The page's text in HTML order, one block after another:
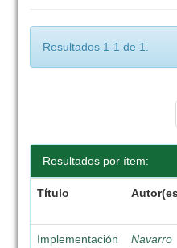
Resultados 1-1 de 1.
Resultados por ítem:
Título
Implementación
Navarro